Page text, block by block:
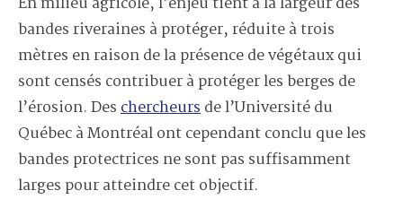
bandes riveraines à protéger, réduite à trois
mètres en raison de la présence de végétaux qui
sont censés contribuer à protéger les berges de
l’érosion. Deschercheursde l’Université du
Québec à Montréal ont cependant conclu que les
bandes protectrices ne sont pas suffisamment
larges pour atteindre cet objectif.